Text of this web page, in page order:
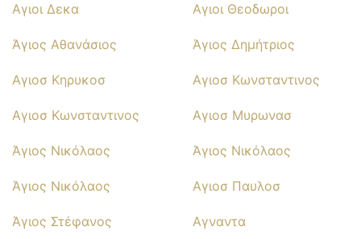
Αγιοι Δεκα Αγιοι Θεοδωροι
Άγιος Αθανάσιος Άγιος Δημήτριος
Αγιοσ Κηρυκοσ Αγιοσ Κωνσταντινος
Αγιοσ Κωνσταντινος Αγιοσ Μυρωνασ
Άγιος Νικόλαος Άγιος Νικόλαος
Άγιος Νικόλαος Αγιοσ Παυλοσ
Άγιος Στέφανος Αγναντα